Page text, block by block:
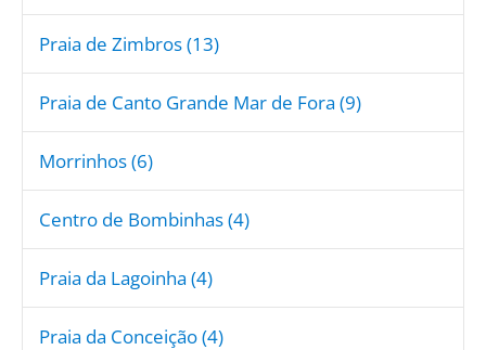
Praia de Zimbros (13)
Praia de Canto Grande Mar de Fora (9)
Morrinhos (6)
Centro de Bombinhas (4)
Praia da Lagoinha (4)
Praia da Conceição (4)